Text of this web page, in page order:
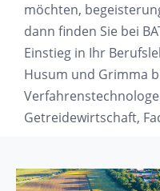
möchten,
dann finden Sie bei
Einstieg in Ihr
Husum und Grimma
Getreidewirtschaft,